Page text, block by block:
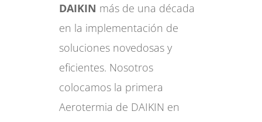
DAIKIN más de una década
en la implementación de
soluciones novedosas y
eficientes. Nosotros
colocamos la primera
Aerotermia de DAIKIN en